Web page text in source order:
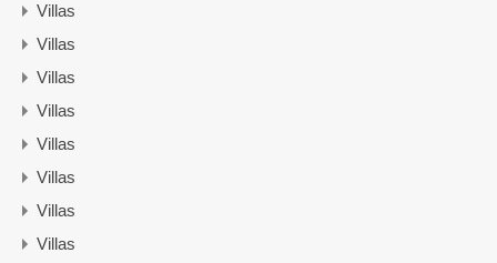
Villas
Villas
Villas
Villas
Villas
Villas
Villas
Villas